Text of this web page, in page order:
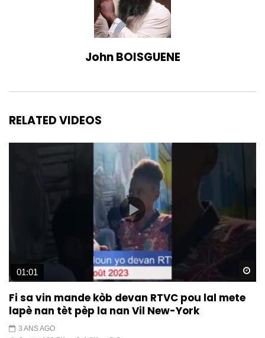
John BOISGUENE
RELATED VIDEOS
01:01
Fi sa vin mande kòb devan RTVC pou lal mete
lapè nan tèt pèp la nan Vil New-York
3 ANS AGO